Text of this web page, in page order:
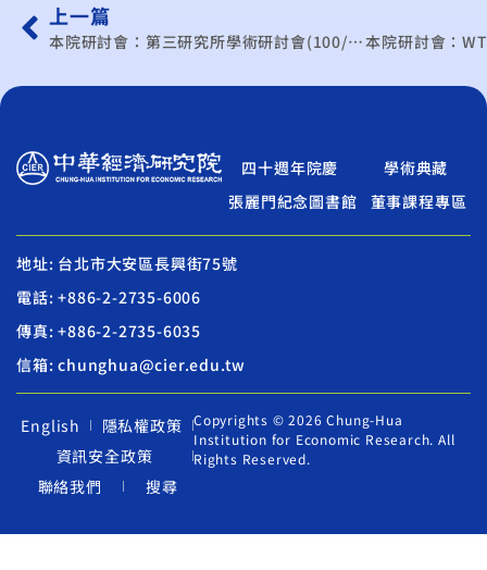
上一篇
本院研討會：第三研究所學術研討會(100/10月)
四十週年院慶
學術典藏
張麗門紀念圖書館
董事課程專區
地址: 台北市大安區長興街75號
電話: +886-2-2735-6006
傳真: +886-2-2735-6035
信箱: chunghua@cier.edu.tw
English
隱私權政策
資訊安全政策
聯絡我們
搜尋
Copyrights © 2026 Chung-Hua
Institution for Economic Research. All
Rights Reserved.